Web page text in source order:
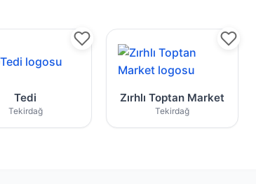
Tedi
Tekirdağ
Zırhlı Toptan Market
Tekirdağ